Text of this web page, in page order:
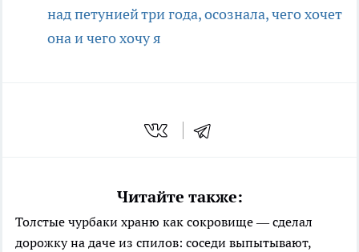
над петунией три года, осознала, чего хочет
она и чего хочу я
Читайте также:
Толстые чурбаки храню как сокровище — сделал
дорожку на даче из спилов: соседи выпытывают,